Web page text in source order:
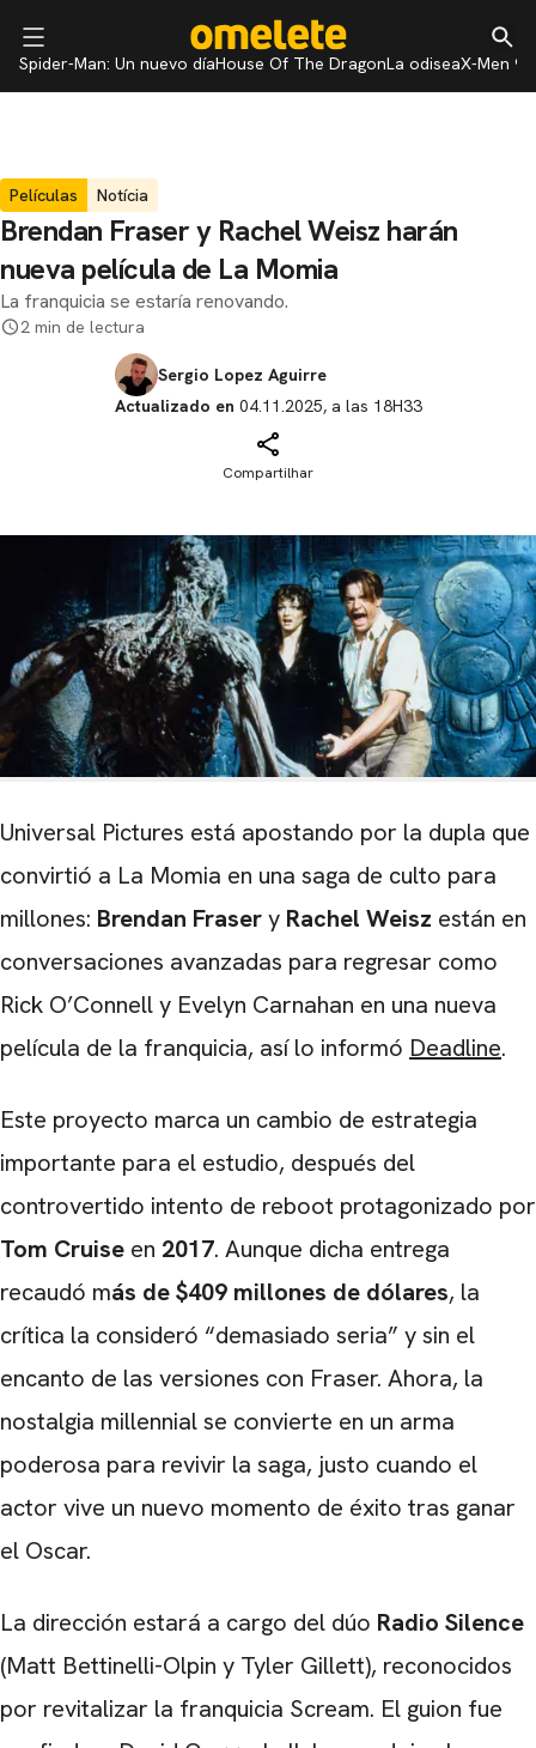
Spider-Man: Un nuevo díaHouse Of The DragonLa odiseaX-Men 97
Películas Notícia
Brendan Fraser y Rachel Weisz harán
nueva película de La Momia
La franquicia se estaría renovando.
2 min de lectura
Sergio Lopez Aguirre
Actualizado en 04.11.2025, a las 18H33
Compartilhar
Universal Pictures está apostando por la dupla que
convirtió a La Momia en una saga de culto para
millones: Brendan Frasery Rachel Weisz están en
conversaciones avanzadas para regresar como
Rick O’Connell y Evelyn Carnahan en una nueva
película de la franquicia, así lo informó Deadline.
Este proyecto marca un cambio de estrategia
importante para el estudio, después del
controvertido intento de reboot protagonizado por
Tom Cruise en 2017. Aunque dicha entrega
recaudó más de $409 millones de dólares, la
crítica la consideró “demasiado seria” y sin el
encanto de las versiones con Fraser. Ahora, la
nostalgia millennial se convierte en un arma
poderosa para revivir la saga, justo cuando el
actor vive un nuevo momento de éxito tras ganar
el Oscar.
La dirección estará a cargo del dúo Radio Silence
(Matt Bettinelli-Olpin y Tyler Gillett), reconocidos
por revitalizar la franquicia Scream. El guion fue